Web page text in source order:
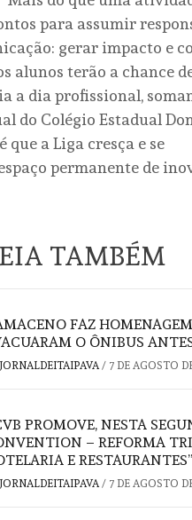
para assumir
gerar impacto e
alunos terão a chance
a dia profissional,
do Colégio Estadual
que a Liga cresça e se
permanente de
TAMBÉM
FAZ
O ÔNIBUS
JORNALDEITAIPAVA / 7 DE AGOSTO
PROMOVE, NESTA
– REFORMA
E RESTAURANTES”
JORNALDEITAIPAVA / 7 DE AGOSTO